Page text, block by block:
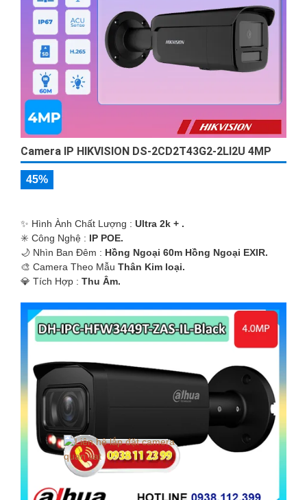
Camera IP HIKVISION DS-2CD2T43G2-2LI2U 4MP
45%
✨ Hình Ành Chất Lượng : Ultra 2k + .
✳️ Công Nghệ : IP POE.
🌙 Nhìn Ban Đêm : Hồng Ngoại 60m Hồng Ngoại EXIR.
🎨 Camera Theo Mẫu Thân Kim loại.
️💎 Tích Hợp : Thu Âm.